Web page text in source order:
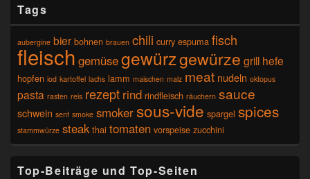
Tags
aubergine bier bohnen brauen chili curry espuma fisch
fleisch gemüsegewürzgewürze grill hefe
hopfen iod kartoffel lachs lamm maischen malz meat nudeln oktopus
pasta rasten reis rezept rind rindfleisch räuchern sauce
schwein senf smoke smokersous-vide spargel spices
stammwürze steak thai tomaten vorspeise zucchini
Top-Beiträge und Top-Seiten